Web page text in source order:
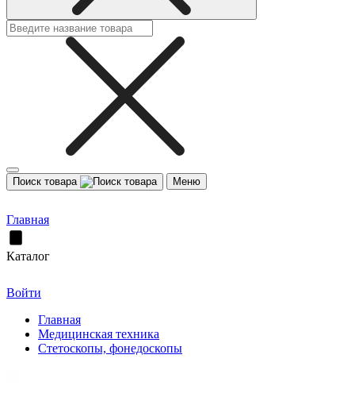
Поиск товара Меню
Главная
Каталог
Войти
Главная
Медицинская техника
Стетоскопы, фонедоскопы